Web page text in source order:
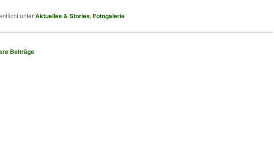
unterAktuelles & Stories, Fotogalerie
Beiträge